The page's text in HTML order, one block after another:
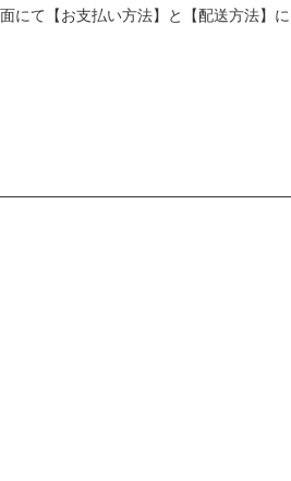
にて【お支払い方法】と【配送方法】